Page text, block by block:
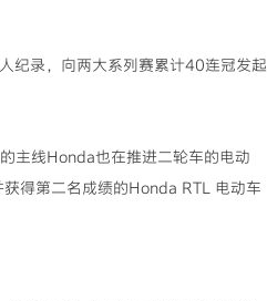
纪录，向两大系列赛累计40连冠发起
主线Honda也在推进二轮车的电动
得第二名成绩的Honda RTL 电动车